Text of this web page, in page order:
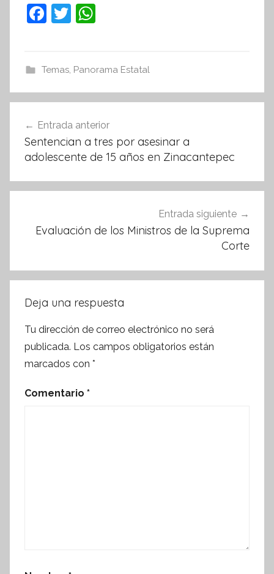
F
e
b
o
k
T
er s
A
p
Temas, Panorama Estatal
de
entradas
Entrada anterior
Sentencian a tres por asesinar a
adolescente de 15 años en Zinacantepec
Entrada siguiente
Evaluación de los Ministros de la Suprema
Corte
Deja una respuesta
Tu dirección de correo electrónico no será
publicada. Los campos obligatorios están
marcados con *
Comentario *